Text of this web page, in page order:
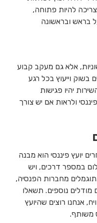
צריכה להיות פתוחה,
בראש ובראשונה
אלא גם מעקב קבוע
בשוק וייעוץ בכל רגע
יהיו פגישות
ולראות אם יש צורך
יועץ פיננסי הוא מבנה
במספר דרכים, ויש
מחברות הפנסיה,
מודלים נוספים. תשאלו
אנחנו רוצים שהיועץ
משותף.